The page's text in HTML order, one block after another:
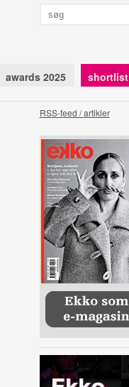
awards 2025 shortlist
RSS-feed / artikler